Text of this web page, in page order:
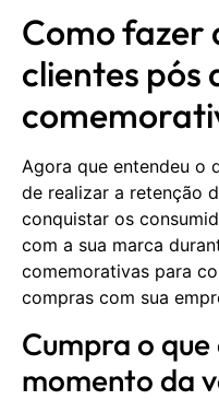
Como fazer
clientes pós
Agora que entendeu o
de realizar a retenção
conquistar os
com a sua marca
comemorativas para
compras com sua
Cumpra o
momento da